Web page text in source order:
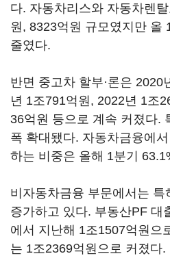
다. 자동차리스와 자동차렌
원, 8323억원 규모였지만 올
줄였다.
반면 중고차 할부·론은 2020
년 1조791억원, 2022년 1조
36억원 등으로 계속 커졌다.
폭 확대됐다. 자동차금융에
하는 비중은 올해 1분기
비자동차금융 부문에서는 특
증가하고 있다. 부동산PF 대
에서 지난해 1조1507억원으
는 1조2369억원으로 커졌다.